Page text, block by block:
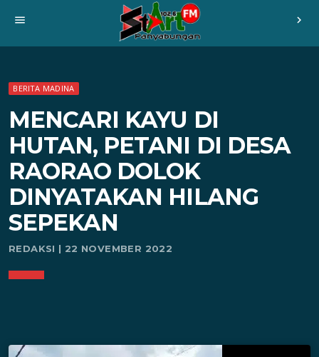
menu chevron_right
BERITA MADINA
MENCARI KAYU DI
HUTAN, PETANI DI DESA
RAORAO DOLOK
DINYATAKAN HILANG
SEPEKAN
REDAKSI | 22 NOVEMBER 2022